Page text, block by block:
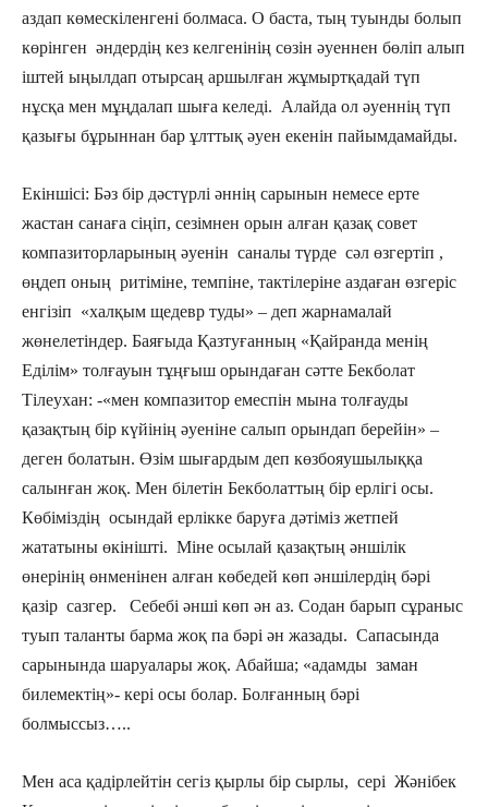
аздап көмескіленгені болмаса. О баста, тың туынды болып
көрінген әндердің кез келгенінің сөзін әуеннен бөліп алып
іштей ыңылдап отырсаң аршылған жұмыртқадай түп
нұсқа мен мұңдалап шыға келеді. Алайда ол әуеннің түп
қазығы бұрыннан бар ұлттық әуен екенін пайымдамайды.
Екіншісі: Бәз бір дәстүрлі әннің сарынын немесе ерте
жастан санаға сіңіп, сезімнен орын алған қазақ совет
компазиторларының әуенін саналы түрде сәл өзгертіп ,
өңдеп оның ритіміне, темпіне, тактілеріне аздаған өзгеріс
енгізіп «халқым щедевр туды» – деп жарнамалай
жөнелетіндер. Баяғыда Қазтуғанның «Қайранда менің
Еділім» толғауын тұңғыш орындаған сәтте Бекболат
Тілеухан: -«мен компазитор емеспін мына толғауды
қазақтың бір күйінің әуеніне салып орындап берейін» –
деген болатын. Өзім шығардым деп көзбояушылыққа
салынған жоқ. Мен білетін Бекболаттың бір ерлігі осы.
Көбіміздің осындай ерлікке баруға дәтіміз жетпей
жататыны өкінішті. Міне осылай қазақтың әншілік
өнерінің өнменінен алған көбедей көп әншілердің бәрі
қазір сазгер. Себебі әнші көп ән аз. Содан барып сұраныс
туып таланты барма жоқ па бәрі ән жазады. Сапасында
сарынында шаруалары жоқ. Абайша; «адамды заман
билемектің»- кері осы болар. Болғанның бәрі
болмыссыз…..
Мен аса қадірлейтін сегіз қырлы бір сырлы, сері Жәнібек